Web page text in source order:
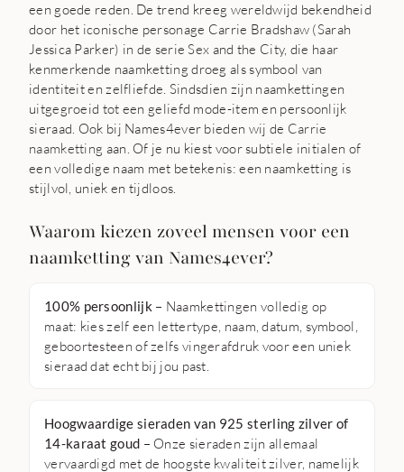
een goede reden. De trend kreeg wereldwijd bekendheid
door het iconische personage Carrie Bradshaw (Sarah
Jessica Parker) in de serie Sex and the City, die haar
kenmerkende naamketting droeg als symbool van
identiteit en zelfliefde. Sindsdien zijn naamkettingen
uitgegroeid tot een geliefd mode-item en persoonlijk
sieraad. Ook bij Names4ever bieden wij de Carrie
naamketting aan. Of je nu kiest voor subtiele initialen of
een volledige naam met betekenis: een naamketting is
stijlvol, uniek en tijdloos.
Waarom kiezen zoveel mensen voor een
naamketting van Names4ever?
100% persoonlijk – Naamkettingen volledig op
maat: kies zelf een lettertype, naam, datum, symbool,
geboortesteen of zelfs vingerafdruk voor een uniek
sieraad dat echt bij jou past.
Hoogwaardige sieraden van 925 sterling zilver of
14-karaat goud – Onze sieraden zijn allemaal
vervaardigd met de hoogste kwaliteit zilver, namelijk